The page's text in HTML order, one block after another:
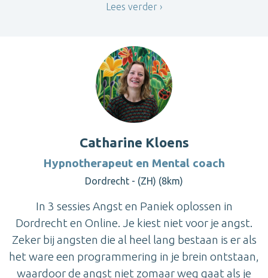
Lees verder
Catharine Kloens
Hypnotherapeut en Mental coach
Dordrecht - (ZH) (8km)
In 3 sessies Angst en Paniek oplossen in
Dordrecht en Online. Je kiest niet voor je angst.
Zeker bij angsten die al heel lang bestaan is er als
het ware een programmering in je brein ontstaan,
waardoor de angst niet zomaar weg gaat als je